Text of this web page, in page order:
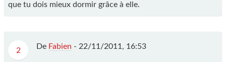
que tu dois mieux dormir grâce à elle.
2 De Fabien - 22/11/2011, 16:53